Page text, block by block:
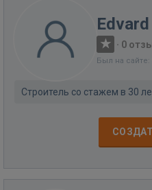
Edvard
· 0
Был на сайте:
Строитель со стажем в 30